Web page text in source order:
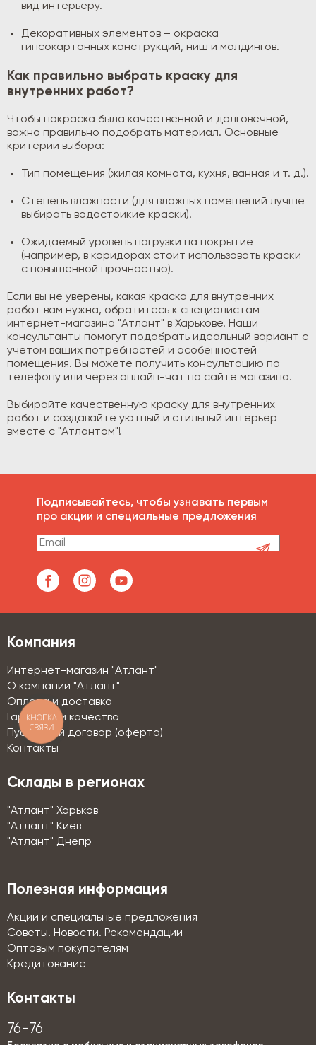
вид интерьеру.
Декоративных элементов – окраска
гипсокартонных конструкций, ниш и молдингов.
Как правильно выбрать краску для
внутренних работ?
Чтобы покраска была качественной и долговечной,
важно правильно подобрать материал. Основные
критерии выбора:
Тип помещения (жилая комната, кухня, ванная и т. д.).
Степень влажности (для влажных помещений лучше
выбирать водостойкие краски).
Ожидаемый уровень нагрузки на покрытие
(например, в коридорах стоит использовать краски
с повышенной прочностью).
Если вы не уверены, какая краска для внутренних
работ вам нужна, обратитесь к специалистам
интернет-магазина "Атлант" в Харькове. Наши
консультанты помогут подобрать идеальный вариант с
учетом ваших потребностей и особенностей
помещения. Вы можете получить консультацию по
телефону или через онлайн-чат на сайте магазина.
Выбирайте качественную краску для внутренних
работ и создавайте уютный и стильный интерьер
вместе с "Атлантом"!
Подписывайтесь, чтобы узнавать первым
про акции и специальные предложения
Компания
Интернет-магазин "Атлант"
О компании "Атлант"
Оплата и доставка
Гарантии и качество
Публичный договор (оферта)
Контакты
Склады в регионах
"Атлант" Харьков
"Атлант" Киев
"Атлант" Днепр
Полезная информация
Акции и специальные предложения
Советы. Новости. Рекомендации
Оптовым покупателям
Кредитование
Контакты
76-76
КНОПКА
СВЯЗИ